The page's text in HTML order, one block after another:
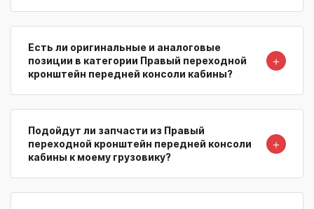
Есть ли оригинальные и аналоговые
позиции в категории Правый переходной
кронштейн передней консоли кабины?
＋
Подойдут ли запчасти из Правый
переходной кронштейн передней консоли
кабины к моему грузовику?
＋